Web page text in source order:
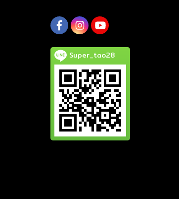
Super_tao28